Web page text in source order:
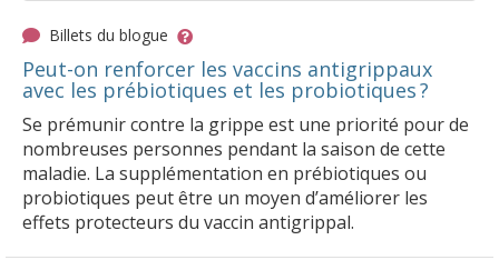
Billets du blogue
Peut-on renforcer les vaccins antigrippaux
avec les prébiotiques et les probiotiques ?
Se prémunir contre la grippe est une priorité pour de
nombreuses personnes pendant la saison de cette
maladie. La supplémentation en prébiotiques ou
probiotiques peut être un moyen d’améliorer les
effets protecteurs du vaccin antigrippal.